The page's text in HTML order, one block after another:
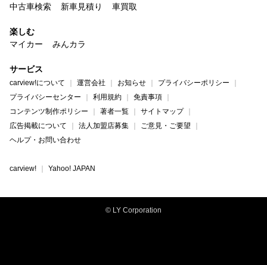
中古車検索
新車見積り 車買取
楽しむ
マイカー
みんカラ
サービス
carview!について 運営会社 お知らせ
プライバシーポリシー
プライバシーセンター
利用規約
免責事項
コンテンツ制作ポリシー
著者一覧
サイトマップ
広告掲載について
法人加盟店募集
ご意見・ご要望
ヘルプ・お問い合わせ
carview! Yahoo! JAPAN
© LY Corporation